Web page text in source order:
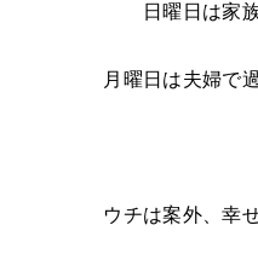
日曜日は家
月曜日は夫婦で
ウチは案外、幸